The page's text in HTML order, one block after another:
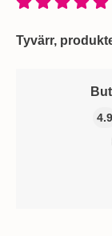
Tyvärr,
4.9